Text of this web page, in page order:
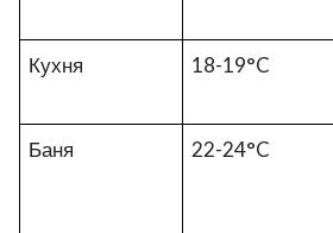
Кухня
18-19°C
Баня
22-24°C